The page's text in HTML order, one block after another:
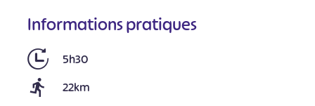
Informations pratiques
5h30
22km